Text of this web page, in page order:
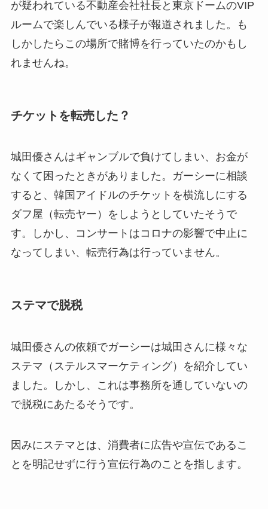
が疑われている不動産会社社長と東京ドームのVIP
ルームで楽しんでいる様子が報道されました。も
しかしたらこの場所で賭博を行っていたのかもし
れませんね。
チケットを転売した？
城田優さんはギャンブルで負けてしまい、お金が
なくて困ったときがありました。ガーシーに相談
すると、韓国アイドルのチケットを横流しにする
ダフ屋（転売ヤー）をしようとしていたそうで
す。しかし、コンサートはコロナの影響で中止に
なってしまい、転売行為は行っていません。
ステマで脱税
城田優さんの依頼でガーシーは城田さんに様々な
ステマ（ステルスマーケティング）を紹介してい
ました。しかし、これは事務所を通していないの
で脱税にあたるそうです。
因みにステマとは、消費者に広告や宣伝であるこ
とを明記せずに行う宣伝行為のことを指します。